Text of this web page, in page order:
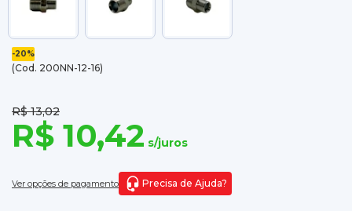
-20%
(Cod. 200NN-12-16)
R$ 13,02
R$ 10,42 s/juros
Ver opções de pagamento Precisa de Ajuda?